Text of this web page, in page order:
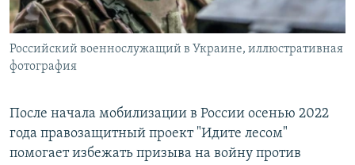
Все сайты РСЕ/РС
Российский военнослужащий в Украине, иллюстративная
фотография
После начала мобилизации в России осенью 2022
года правозащитный проект "Идите лесом"
помогает избежать призыва на войну против